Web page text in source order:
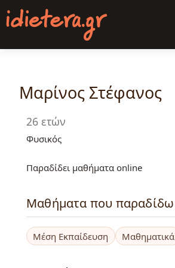
Παράκαμψη
προς
κυρίως
Μαρίνος Στέφανος
26 ετών
Φυσικός
Παραδίδει μαθήματα online
Μαθήματα που παραδίδω
Μέση Εκπαίδευση Μαθηματικά